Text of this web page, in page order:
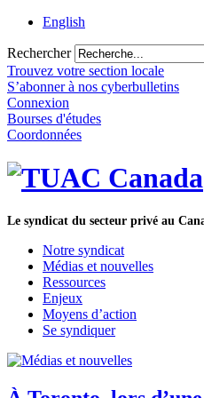
English
Rechercher
Trouvez votre section locale
S’abonner à nos cyberbulletins
Connexion
Bourses d'études
Coordonnées
Le syndicat du secteur privé au
Notre syndicat
Médias et nouvelles
Ressources
Enjeux
Moyens d’action
Se syndiquer